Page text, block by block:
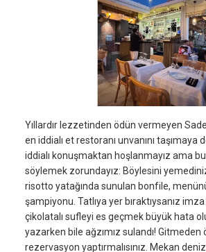
Yıllardır lezzetinden ödün vermeyen
en iddialı et restoranı unvanını taşımaya
iddialı konuşmaktan hoşlanmayız ama
söylemek zorundayız: Böylesini
risotto yatağında sunulan bonfile,
şampiyonu. Tatlıya yer bıraktıysanız
çikolatalı sufleyi es geçmek büyük hata
yazarken bile ağzımız sulandı!
rezervasyon yaptırmalısınız. Mekan